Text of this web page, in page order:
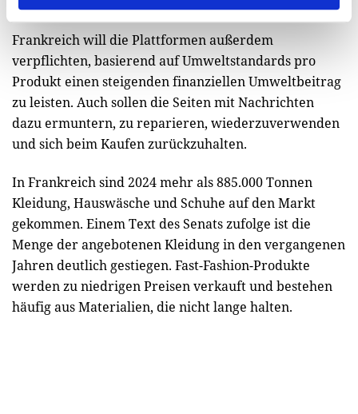
Frankreich will die Plattformen außerdem
verpflichten, basierend auf Umweltstandards pro
Produkt einen steigenden finanziellen Umweltbeitrag
zu leisten. Auch sollen die Seiten mit Nachrichten
dazu ermuntern, zu reparieren, wiederzuverwenden
und sich beim Kaufen zurückzuhalten.
In Frankreich sind 2024 mehr als 885.000 Tonnen
Kleidung, Hauswäsche und Schuhe auf den Markt
gekommen. Einem Text des Senats zufolge ist die
Menge der angebotenen Kleidung in den vergangenen
Jahren deutlich gestiegen. Fast-Fashion-Produkte
werden zu niedrigen Preisen verkauft und bestehen
häufig aus Materialien, die nicht lange halten.